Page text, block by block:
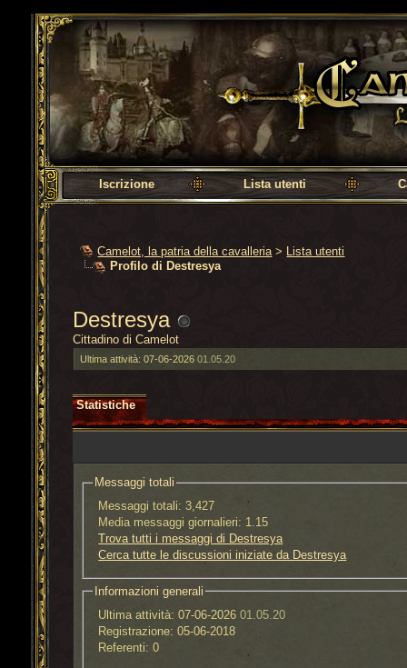
Camelot, la patria della cavalleria
Iscrizione Lista utenti
Camelot, la patria della cavalleria > Lista utenti
Profilo di Destresya
Destresya
Cittadino di Camelot
Ultima attività: 07-06-202601.05.20
Statistiche
Messaggi totali
Messaggi totali: 3,427
Media messaggi giornalieri: 1.15
Trova tutti i messaggi di Destresya
Cerca tutte le discussioni iniziate da Destresya
Informazioni generali
Ultima attività: 07-06-202601.05.20
Registrazione: 05-06-2018
Referenti: 0